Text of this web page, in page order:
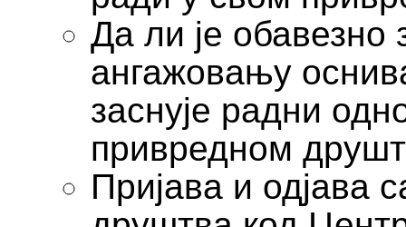
Да ли је
ангажовању
заснује радни
привредном
Пријава и одјава